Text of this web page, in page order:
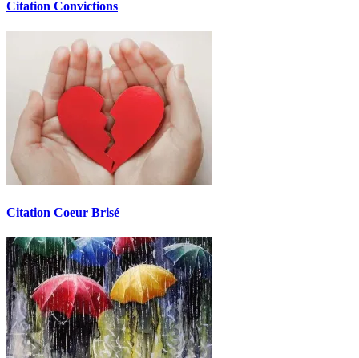
Citation Convictions
Citation Coeur Brisé